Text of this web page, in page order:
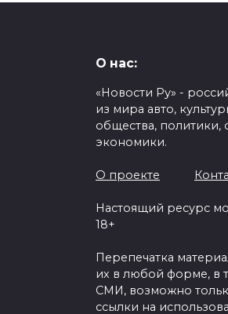
О нас:
«Новости Ру» -
из мира авто,
общества, политики,
экономики.
О проекте
Настоящий ресурс
18+
Перепечатка
их в любой форме, в
СМИ, возможно
ссылки на